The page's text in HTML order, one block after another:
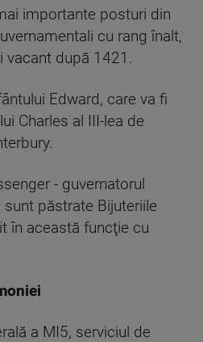
importante posturi din
cu rang înalt,
vacant după 1421.
Edward, care va fi
Charles al III-lea de
- guvernatorul
sunt păstrate Bijuteriile
în această funcţie cu
a MI5, serviciul de